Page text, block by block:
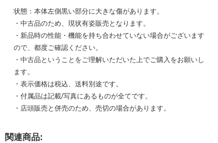
状態：本体左側黒い部分に大きな傷があります。
・中古品のため、現状有姿販売となります。
・新品時の性能・機能を持ち合わせていない場合がございます
ので、都度ご確認ください。
・中古品ということをご理解いただいた上でご購入をお願いし
ます。
・表示価格は税込、送料別途です。
・付属品は記載/写真にあるものが全てです。
・店頭販売と併売のため、売切の場合があります。
関連商品: